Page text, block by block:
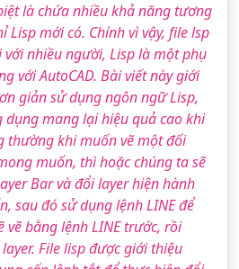
là chứa nhiều khả năng tương
Lisp mới có. Chính vì vậy, file lsp
nhiều người, Lisp là một phụ
với AutoCAD. Bài viết này giới
giản sử dụng ngôn ngữ Lisp,
mang lại hiệu quả cao khi
thường khi muốn vẽ một đối
muốn, thì hoặc chúng ta sẽ
Bar và đổi layer hiện hành
sau đó sử dụng lệnh LINE để
vẽ bằng lệnh LINE trước, rồi
File lisp được giới thiệu